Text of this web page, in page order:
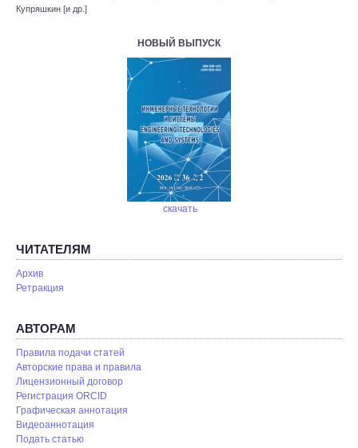
Купряшкин [и др.]
НОВЫЙ ВЫПУСК
скачать
ЧИТАТЕЛЯМ
Архив
Ретракция
АВТОРАМ
Правила подачи статей
Авторские права и правила
Лицензионный договор
Регистрация ORCID
Графическая аннотация
Видеоаннотация
Подать статью